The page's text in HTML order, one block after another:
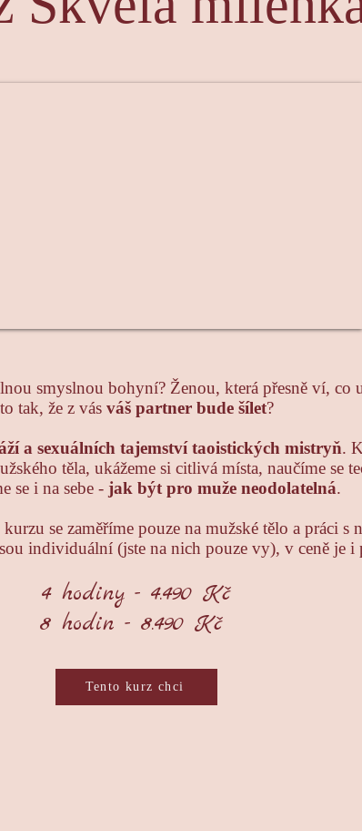
smyslnou bohyní? Ženou, která přesně ví, co
to tak, že z vás váš partner bude šílet?
a sexuálních tajemství taoistických mistryň.
těla, ukážeme si citlivá místa, naučíme se
se i na sebe - jak být pro muže neodolatelná.
se zaměříme pouze na mužské tělo a práci s
individuální (jste na nich pouze vy), v ceně je i
4 hodiny - 4.490 Kč
8 hodin - 8.490 Kč
Tento kurz chci